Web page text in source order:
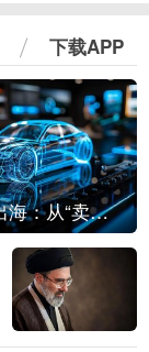
下载APP
中国汽车出海：从“卖出去”到“走进去”